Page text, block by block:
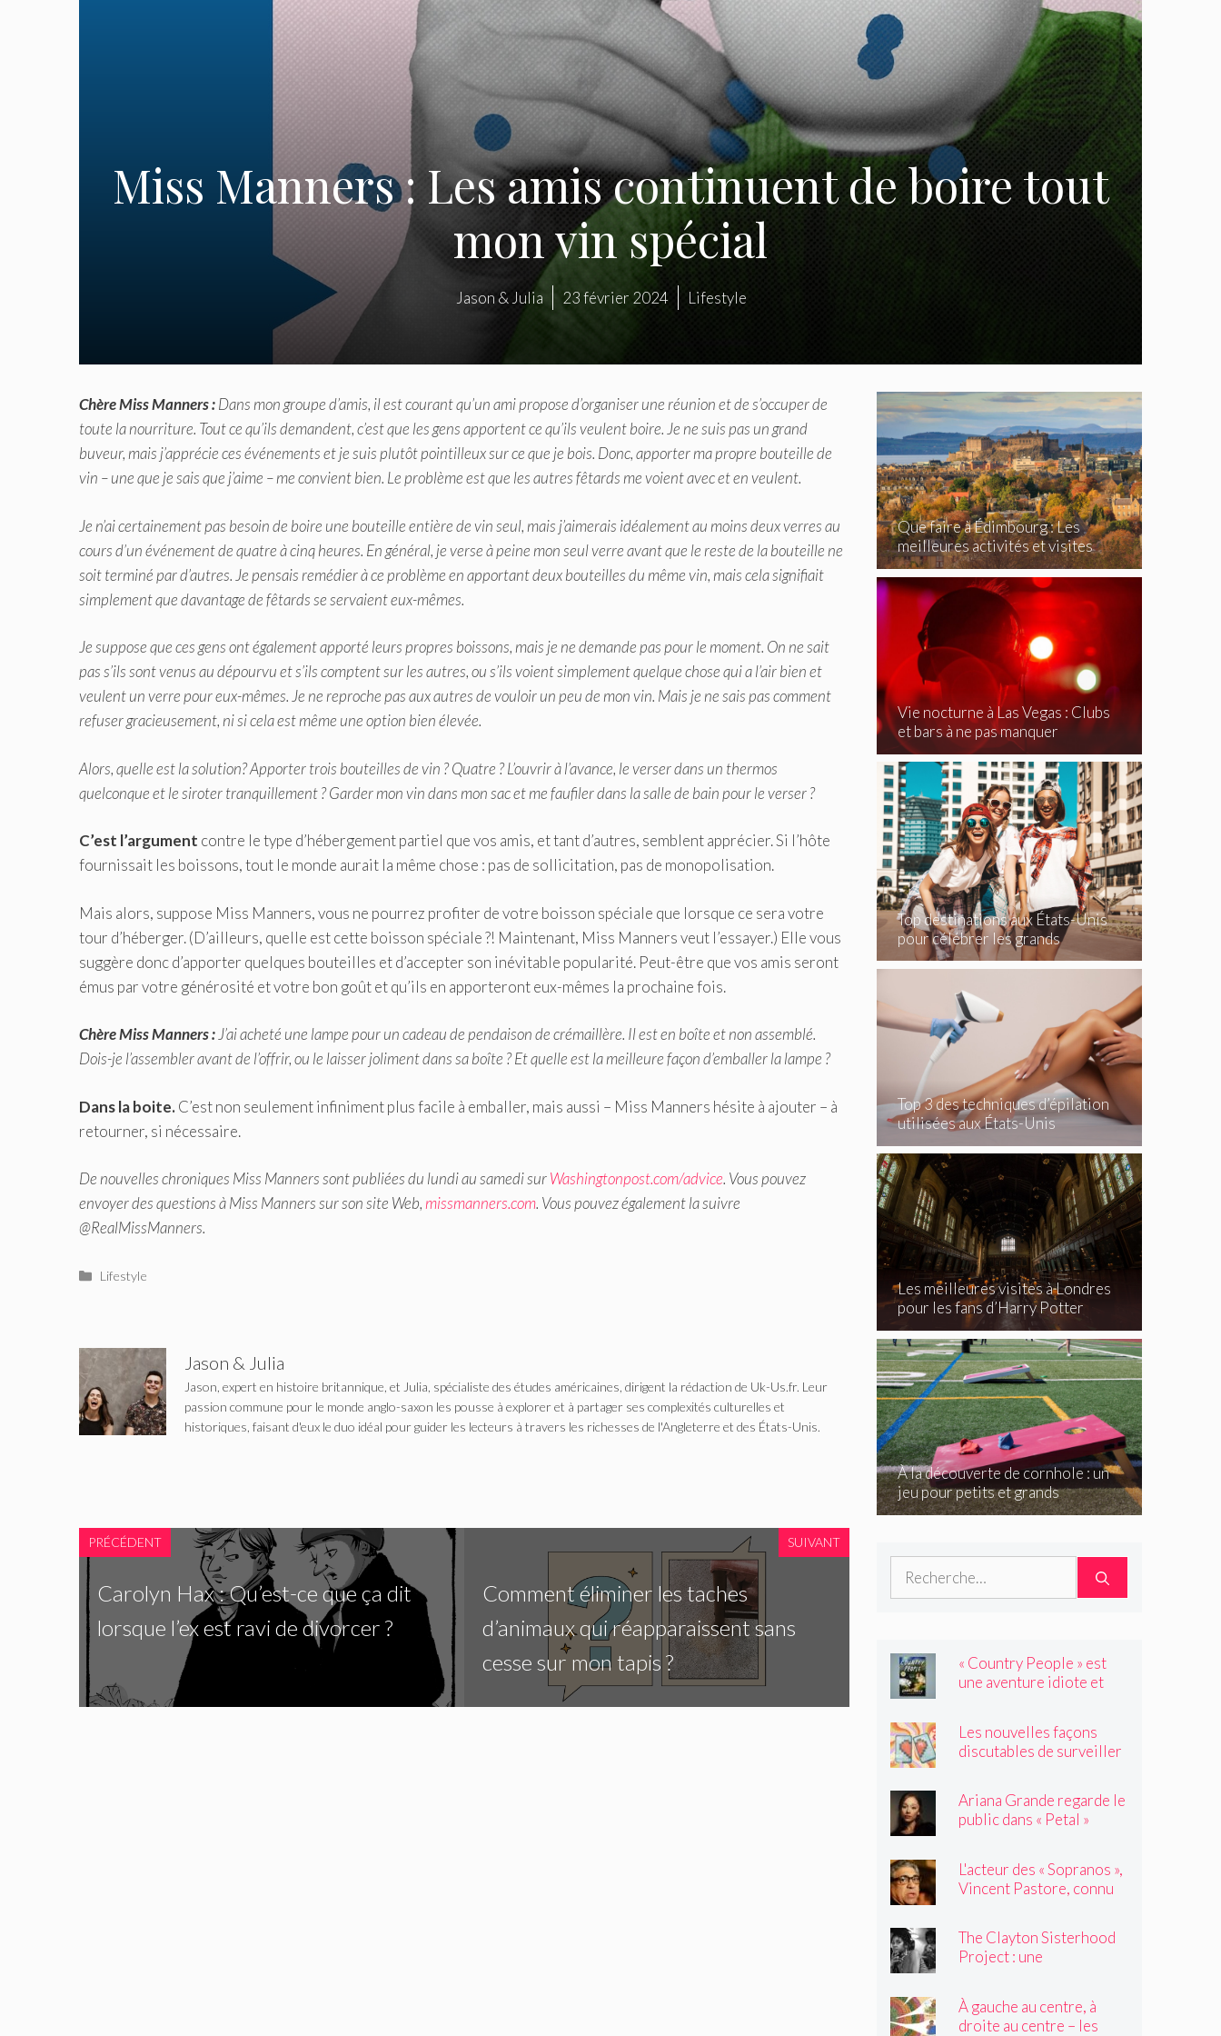
Miss Manners : Les amis continuent de boire tout
mon vin spécial
Jason & Julia 23 février 2024 Lifestyle
Chère Miss Manners :Dans mon groupe d’amis, il est courant qu’un ami propose d’organiser une réunion et de s’occuper de
toute la nourriture. Tout ce qu’ils demandent, c’est que les gens apportent ce qu’ils veulent boire. Je ne suis pas un grand
buveur, mais j’apprécie ces événements et je suis plutôt pointilleux sur ce que je bois. Donc, apporter ma propre bouteille de
vin – une que je sais que j’aime – me convient bien. Le problème est que les autres fêtards me voient avec et en veulent.
Je n’ai certainement pas besoin de boire une bouteille entière de vin seul, mais j’aimerais idéalement au moins deux verres au
cours d’un événement de quatre à cinq heures. En général, je verse à peine mon seul verre avant que le reste de la bouteille ne
soit terminé par d’autres. Je pensais remédier à ce problème en apportant deux bouteilles du même vin, mais cela signifiait
simplement que davantage de fêtards se servaient eux-mêmes.
Je suppose que ces gens ont également apporté leurs propres boissons, mais je ne demande pas pour le moment. On ne sait
pas s’ils sont venus au dépourvu et s’ils comptent sur les autres, ou s’ils voient simplement quelque chose qui a l’air bien et
veulent un verre pour eux-mêmes. Je ne reproche pas aux autres de vouloir un peu de mon vin. Mais je ne sais pas comment
refuser gracieusement, ni si cela est même une option bien élevée.
Alors, quelle est la solution? Apporter trois bouteilles de vin ? Quatre ? L’ouvrir à l’avance, le verser dans un thermos
quelconque et le siroter tranquillement ? Garder mon vin dans mon sac et me faufiler dans la salle de bain pour le verser ?
C’est l’argument contre le type d’hébergement partiel que vos amis, et tant d’autres, semblent apprécier. Si l’hôte
fournissait les boissons, tout le monde aurait la même chose : pas de sollicitation, pas de monopolisation.
Mais alors, suppose Miss Manners, vous ne pourrez profiter de votre boisson spéciale que lorsque ce sera votre
tour d’héberger. (D’ailleurs, quelle est cette boisson spéciale ?! Maintenant, Miss Manners veut l’essayer.) Elle vous
suggère donc d’apporter quelques bouteilles et d’accepter son inévitable popularité. Peut-être que vos amis seront
émus par votre générosité et votre bon goût et qu’ils en apporteront eux-mêmes la prochaine fois.
Chère Miss Manners : J’ai acheté une lampe pour un cadeau de pendaison de crémaillère. Il est en boîte et non assemblé.
Dois-je l’assembler avant de l’offrir, ou le laisser joliment dans sa boîte ? Et quelle est la meilleure façon d’emballer la lampe ?
Dans la boite.C’est non seulement infiniment plus facile à emballer, mais aussi – Miss Manners hésite à ajouter – à
retourner, si nécessaire.
De nouvelles chroniques Miss Manners sont publiées du lundi au samedi surWashingtonpost.com/advice. Vous pouvez
envoyer des questions à Miss Manners sur son site Web, missmanners.com. Vous pouvez également la suivre
@RealMissManners.
Catégories
Lifestyle
Jason & Julia
Jason, expert en histoire britannique, et Julia, spécialiste des études américaines, dirigent la rédaction de Uk-Us.fr. Leur
passion commune pour le monde anglo-saxon les pousse à explorer et à partager ses complexités culturelles et
historiques, faisant d'eux le duo idéal pour guider les lecteurs à travers les richesses de l'Angleterre et des États-Unis.
PRÉCÉDENT
Carolyn Hax : Qu’est-ce que ça dit
lorsque l’ex est ravi de divorcer ?
SUIVANT
Comment éliminer les taches
d’animaux qui réapparaissent sans
cesse sur mon tapis ?
Que faire à Édimbourg : Les
meilleures activités et visites
incontournables
Vie nocturne à Las Vegas : Clubs
et bars à ne pas manquer
Top destinations aux États-Unis
pour célébrer les grands
événements
Top 3 des techniques d’épilation
utilisées aux États-Unis
Les meilleures visites à Londres
pour les fans d’Harry Potter
À la découverte de cornhole : un
jeu pour petits et grands
Rechercher :
« Country People » est
une aventure idiote et
Les nouvelles façons
discutables de surveiller
Ariana Grande regarde le
public dans « Petal »
L'acteur des « Sopranos »,
Vincent Pastore, connu
ans
The Clayton Sisterhood
Project : une
migration inversée de sa
famille du Nord vers le
À gauche au centre, à
droite au centre – les